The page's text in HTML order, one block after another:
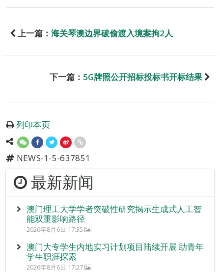
上一篇： 海关琴澳边界破偷渡入境案拘2人
下一篇： 5G牌照公开招标投标书开标结果
列印本页
NEWS-1-5-637851
最新新闻
澳门理工大学学者突破性研究揭示生成式人工智
能双重影响路径
2026年8月6日 17:35
澳门大专学生内地实习计划项目陆续开展 助青年
学生职涯探索
2026年8月6日 17:27